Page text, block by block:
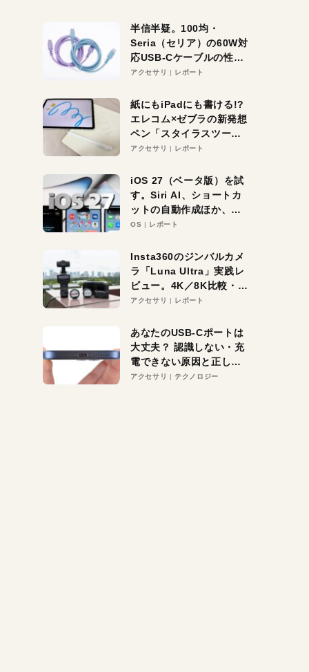
半信半疑。100均・
Seria（セリア）の60W対
応USB-Cケーブルの性能
を検証。超コスパの1本を
アクセサリ レポート
紙にもiPadにも書ける!?
エレコム×ゼブラの新発想
ペン「スタイラスツーウ
ェイ」レビュー。持ち替
アクセサリ レポート
iOS 27（ベータ版）を試
す。Siri AI、ショートカ
ットの自動作成ほか、期
待大の便利機能5選。
る未来はすぐそこ！
OS レポート
Insta360のジンバルカメ
ラ「Luna Ultra」実践レ
ビュー。4K／8K比較・ズ
ーム・夜間撮影をチェッ
アクセサリ レポート
あなたのUSB-Cポートは
大丈夫？ 認識しない・充
電できない原因と正しい
対策
アクセサリ テクノロジー